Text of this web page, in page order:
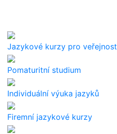
Jazykové kurzy pro veřejnost
Pomaturitní studium
Individuální výuka jazyků
Firemní jazykové kurzy